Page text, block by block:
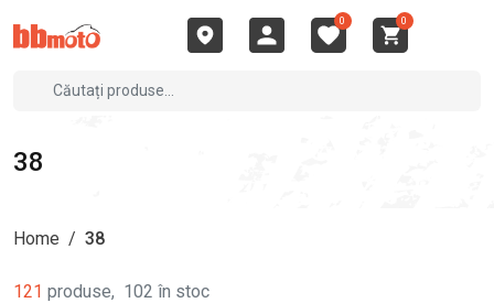
0 0
38
Home / 38
121 produse, 102 în stoc